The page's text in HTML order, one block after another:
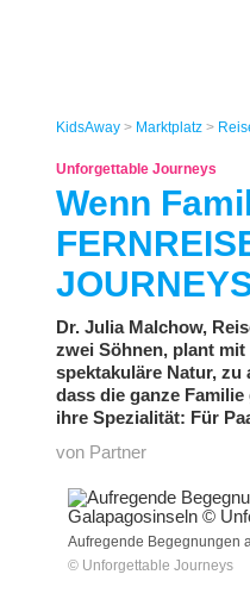
KidsAway > Marktplatz >
Unforgettable Journeys
Wenn
Dr. Julia Malchow,
zwei Söhnen, plant
spektakuläre Natur,
dass die ganze Familie
ihre Spezialität: Für
von Partner
Aufregende Begegnungen
© Unforgettable Journeys